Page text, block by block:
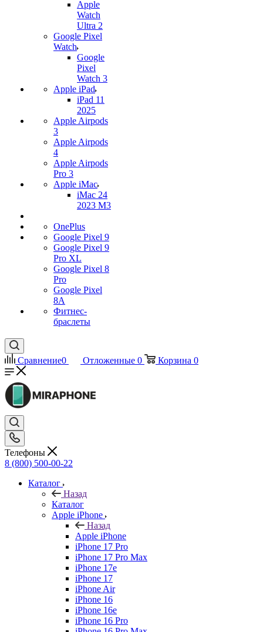
Apple
Watch
Ultra 2
Google Pixel
Watch
Google
Pixel
Watch 3
Apple iPad
iPad 11
2025
Apple Airpods
3
Apple Airpods
4
Apple Airpods
Pro 3
Apple iMac
iMac 24
2023 M3
OnePlus
Google Pixel 9
Google Pixel 9
Pro XL
Google Pixel 8
Pro
Google Pixel
8A
Фитнес-
браслеты
Сравнение0 Отложенные 0 Корзина 0
Телефоны
8 (800) 500-00-22
Каталог
Назад
Каталог
Apple iPhone
Назад
Apple iPhone
iPhone 17 Pro
iPhone 17 Pro Max
iPhone 17e
iPhone 17
iPhone Air
iPhone 16
iPhone 16e
iPhone 16 Pro